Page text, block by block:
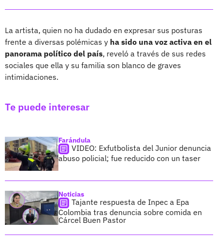
La artista, quien no ha dudado en expresar sus posturas
frente a diversas polémicas y ha sido una voz activa en el
panorama político del país, reveló a través de sus redes
sociales que ella y su familia son blanco de graves
intimidaciones.
Te puede interesar
Farándula
VIDEO: Exfutbolista del Junior denuncia
abuso policial; fue reducido con un taser
Noticias
Tajante respuesta de Inpec a Epa
Colombia tras denuncia sobre comida en
Cárcel Buen Pastor